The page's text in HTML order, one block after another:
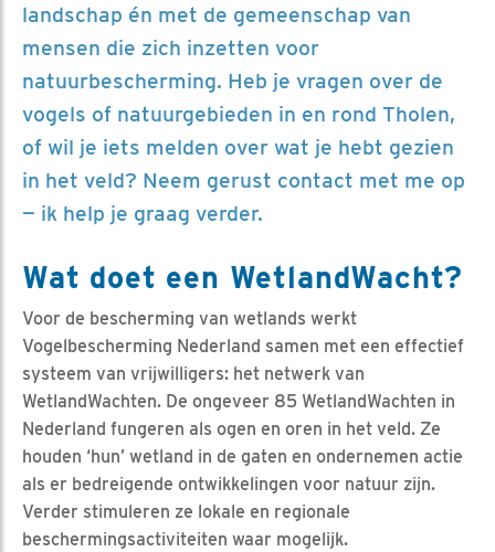
landschap én met de gemeenschap van
mensen die zich inzetten voor
natuurbescherming. Heb je vragen over de
vogels of natuurgebieden in en rond Tholen,
of wil je iets melden over wat je hebt gezien
in het veld? Neem gerust contact met me op
— ik help je graag verder.
Wat doet een WetlandWacht?
Voor de bescherming van wetlands werkt
Vogelbescherming Nederland samen met een effectief
systeem van vrijwilligers: het netwerk van
WetlandWachten. De ongeveer 85 WetlandWachten in
Nederland fungeren als ogen en oren in het veld. Ze
houden ‘hun’ wetland in de gaten en ondernemen actie
als er bedreigende ontwikkelingen voor natuur zijn.
Verder stimuleren ze lokale en regionale
beschermingsactiviteiten waar mogelijk.